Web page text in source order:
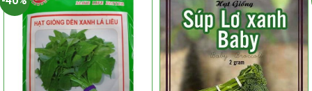
thể
được
chọn
trên
trang
sản
phẩm
được
chọn
trên
trang
sản
phẩm